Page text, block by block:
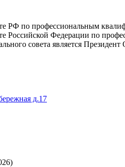
РФ по профессиональным
Российской Федерации по
совета является
д.17